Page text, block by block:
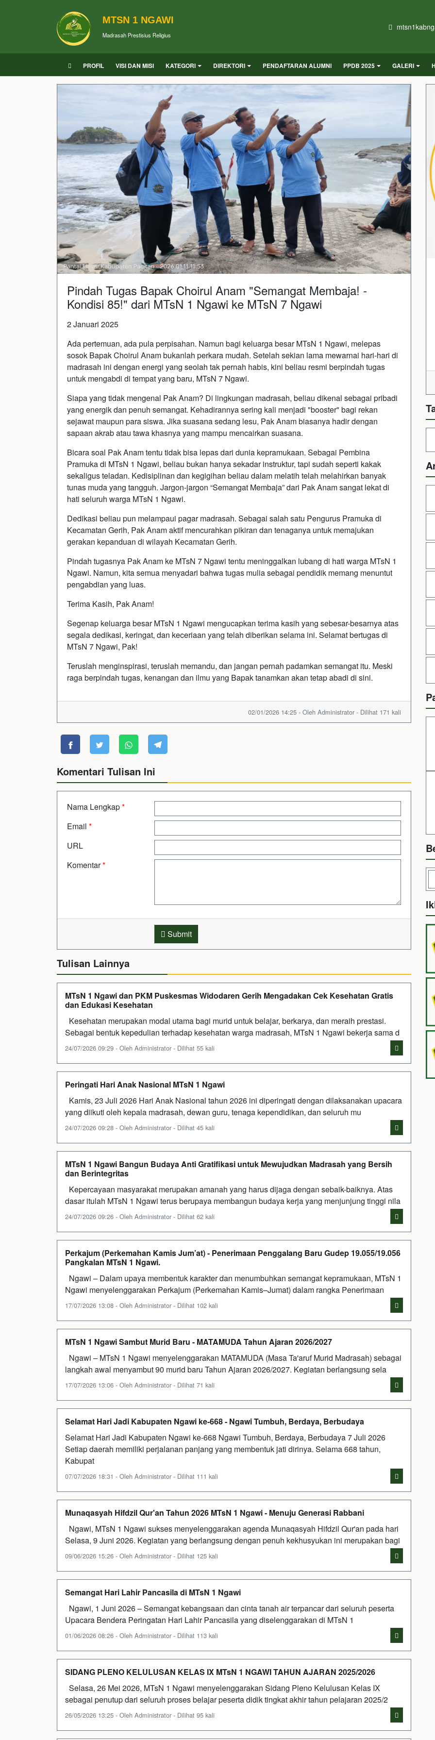
MTSN 1 NGAWI
Madrasah Prestisius Religius
PROFIL VISI DAN MISI KATEGORI DIREKTORI PENDAFTARAN ALUMNI PPDB 2025 GALERI
Pindah Tugas Bapak Choirul Anam "Semangat Membaja! -
Kondisi 85!" dari MTsN 1 Ngawi ke MTsN 7 Ngawi
2 Januari 2025
Ada pertemuan, ada pula perpisahan. Namun bagi keluarga besar MTsN 1 Ngawi, melepas
sosok Bapak Choirul Anam bukanlah perkara mudah. Setelah sekian lama mewarnai hari-hari di
madrasah ini dengan energi yang seolah tak pernah habis, kini beliau resmi berpindah tugas
untuk mengabdi di tempat yang baru, MTsN 7 Ngawi.
Siapa yang tidak mengenal Pak Anam? Di lingkungan madrasah, beliau dikenal sebagai pribadi
yang energik dan penuh semangat. Kehadirannya sering kali menjadi "booster" bagi rekan
sejawat maupun para siswa. Jika suasana sedang lesu, Pak Anam biasanya hadir dengan
sapaan akrab atau tawa khasnya yang mampu mencairkan suasana.
Bicara soal Pak Anam tentu tidak bisa lepas dari dunia kepramukaan. Sebagai Pembina
Pramuka di MTsN 1 Ngawi, beliau bukan hanya sekadar instruktur, tapi sudah seperti kakak
sekaligus teladan. Kedisiplinan dan kegigihan beliau dalam melatih telah melahirkan banyak
tunas muda yang tangguh. Jargon-jargon “Semangat Membaja” dari Pak Anam sangat lekat di
hati seluruh warga MTsN 1 Ngawi.
Dedikasi beliau pun melampaui pagar madrasah. Sebagai salah satu Pengurus Pramuka di
Kecamatan Gerih, Pak Anam aktif mencurahkan pikiran dan tenaganya untuk memajukan
gerakan kepanduan di wilayah Kecamatan Gerih.
Pindah tugasnya Pak Anam ke MTsN 7 Ngawi tentu meninggalkan lubang di hati warga MTsN 1
Ngawi. Namun, kita semua menyadari bahwa tugas mulia sebagai pendidik memang menuntut
pengabdian yang luas.
Terima Kasih, Pak Anam!
Segenap keluarga besar MTsN 1 Ngawi mengucapkan terima kasih yang sebesar-besarnya atas
segala dedikasi, keringat, dan keceriaan yang telah diberikan selama ini. Selamat bertugas di
MTsN 7 Ngawi, Pak!
Teruslah menginspirasi, teruslah memandu, dan jangan pernah padamkan semangat itu. Meski
raga berpindah tugas, kenangan dan ilmu yang Bapak tanamkan akan tetap abadi di sini.
02/01/2026 14:25 - Oleh Administrator - Dilihat 171 kali
Komentari Tulisan Ini
Nama Lengkap*
Email *
URL
Komentar*
Submit
Tulisan Lainnya
MTsN 1 Ngawi dan PKM Puskesmas Widodaren Gerih Mengadakan Cek Kesehatan Gratis
dan Edukasi Kesehatan
Kesehatan merupakan modal utama bagi murid untuk belajar, berkarya, dan meraih prestasi.
Sebagai bentuk kepedulian terhadap kesehatan warga madrasah, MTsN 1 Ngawi bekerja sama d
24/07/2026 09:29 - Oleh Administrator - Dilihat 55 kali
Peringati Hari Anak Nasional MTsN 1 Ngawi
Kamis, 23 Juli 2026 Hari Anak Nasional tahun 2026 ini diperingati dengan dilaksanakan upacara
yang diikuti oleh kepala madrasah, dewan guru, tenaga kependidikan, dan seluruh mu
24/07/2026 09:28 - Oleh Administrator - Dilihat 45 kali
MTsN 1 Ngawi Bangun Budaya Anti Gratifikasi untuk Mewujudkan Madrasah yang Bersih
dan Berintegritas
Kepercayaan masyarakat merupakan amanah yang harus dijaga dengan sebaik-baiknya. Atas
dasar itulah MTsN 1 Ngawi terus berupaya membangun budaya kerja yang menjunjung tinggi nila
24/07/2026 09:26 - Oleh Administrator - Dilihat 62 kali
Perkajum (Perkemahan Kamis Jum’at) - Penerimaan Penggalang Baru Gudep 19.055/19.056
Pangkalan MTsN 1 Ngawi.
Ngawi – Dalam upaya membentuk karakter dan menumbuhkan semangat kepramukaan, MTsN 1
Ngawi menyelenggarakan Perkajum (Perkemahan Kamis–Jumat) dalam rangka Penerimaan
17/07/2026 13:08 - Oleh Administrator - Dilihat 102 kali
MTsN 1 Ngawi Sambut Murid Baru - MATAMUDA Tahun Ajaran 2026/2027
Ngawi – MTsN 1 Ngawi menyelenggarakan MATAMUDA (Masa Ta'aruf Murid Madrasah) sebagai
langkah awal menyambut 90 murid baru Tahun Ajaran 2026/2027. Kegiatan berlangsung sela
17/07/2026 13:06 - Oleh Administrator - Dilihat 71 kali
Selamat Hari Jadi Kabupaten Ngawi ke-668 - Ngawi Tumbuh, Berdaya, Berbudaya
Selamat Hari Jadi Kabupaten Ngawi ke-668 Ngawi Tumbuh, Berdaya, Berbudaya 7 Juli 2026
Setiap daerah memiliki perjalanan panjang yang membentuk jati dirinya. Selama 668 tahun,
Kabupat
07/07/2026 18:31 - Oleh Administrator - Dilihat 111 kali
Munaqasyah Hifdzil Qur'an Tahun 2026 MTsN 1 Ngawi - Menuju Generasi Rabbani
Ngawi, MTsN 1 Ngawi sukses menyelenggarakan agenda Munaqasyah Hifdzil Qur'an pada hari
Selasa, 9 Juni 2026. Kegiatan yang berlangsung dengan penuh kekhusyukan ini merupakan bagi
09/06/2026 15:26 - Oleh Administrator - Dilihat 125 kali
Semangat Hari Lahir Pancasila di MTsN 1 Ngawi
Ngawi, 1 Juni 2026 – Semangat kebangsaan dan cinta tanah air terpancar dari seluruh peserta
Upacara Bendera Peringatan Hari Lahir Pancasila yang diselenggarakan di MTsN 1
01/06/2026 08:26 - Oleh Administrator - Dilihat 113 kali
SIDANG PLENO KELULUSAN KELAS IX MTsN 1 NGAWI TAHUN AJARAN 2025/2026
Selasa, 26 Mei 2026, MTsN 1 Ngawi menyelenggarakan Sidang Pleno Kelulusan Kelas IX
sebagai penutup dari seluruh proses belajar peserta didik tingkat akhir tahun pelajaran 2025/2
26/05/2026 13:25 - Oleh Administrator - Dilihat 95 kali